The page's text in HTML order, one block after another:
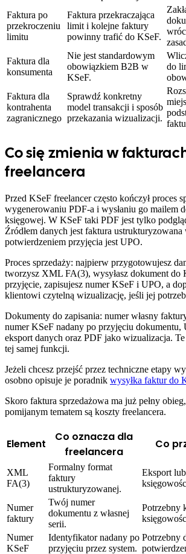
Faktura po
przekroczeniu
limitu
Faktura przekraczająca
limit i kolejne faktury
powinny trafić do KSeF.
Faktura dla
konsumenta
Nie jest standardowym
obowiązkiem B2B w
KSeF.
do
Faktura dla
kontrahenta
zagranicznego
Sprawdź konkretny
model transakcji i sposób
przekazania wizualizacji.
Co się zmienia w
freelancera
Przed KSeF freelancer często kończył proces
wygenerowaniu PDF-a i wysłaniu go mailem
księgowej. W KSeF taki PDF jest tylko
Źródłem danych jest faktura
potwierdzeniem przyjęcia jest UPO.
Proces sprzedaży: najpierw przygotowujesz
tworzysz XML FA(3), wysyłasz dokument do
przyjęcie, zapisujesz numer KSeF i UPO, a
klientowi czytelną wizualizację, jeśli jej
Dokumenty do zapisania: numer własny
numer KSeF nadany po przyjęciu
eksport danych oraz PDF jako wizualizacja. Te
tej samej funkcji.
Jeżeli chcesz przejść przez techniczne etapy
osobno opisuje je poradnik wysyłka faktur do
Skoro faktura sprzedażowa ma już pełny
pomijanym tematem są koszty freelancera.
Element
Co oznacza dla
freelancera
Co
XML
FA(3)
Formalny format
faktury
ustrukturyzowanej.
Eksport
Numer
faktury
Twój numer
dokumentu z własnej
serii.
Potrzebny
Numer
KSeF
Identyfikator nadany po
przyjęciu przez system.
Potrzebny